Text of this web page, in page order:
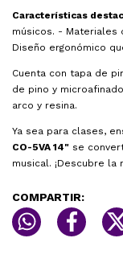
Características
músicos. - Materiales
Diseño ergonómico
Cuenta con tapa de
de pino y
arco y resina.
Ya sea para clases,
CO-5VA 14" se
musical. ¡Descubre
COMPARTIR: